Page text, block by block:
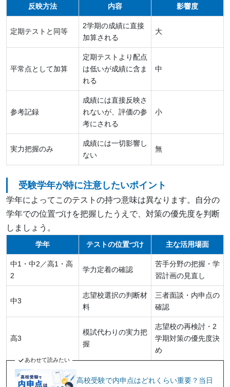
反映方法 内容 影響度
定期テストと同等
2学期の成績に直接
加算される
大
平常点として加算
定期テストより配点
は低いが成績に含ま
れる
中
参考記録
成績には直接反映さ
れないが、評価の参
考にされる
小
実力把握のみ
成績には一切影響し
ない
無
受験学年が特に注意したいポイント
学年によってこのテストの持つ意味は異なります。自分の
学年での位置づけを把握したうえで、対策の優先度を判断
しましょう。
学年 テストの位置づけ 主な活用場面
中1・中2／高1・高
2
学力定着の確認
苦手分野の把握・学
習計画の見直し
中3
志望校選択の判断材
料
三者面談・内申点の
確認
高3
模試代わりの実力把
握
志望校の再検討・2
学期対策の優先度決
め
あわせて読みたい
高校受験で内申点はどれくらい重要？当日